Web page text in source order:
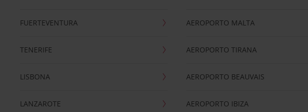
FUERTEVENTURA
TENERIFE
LISBONA
LANZAROTE
AEROPORTO MALTA
AEROPORTO TIRANA
AEROPORTO BEAUVAIS
AEROPORTO IBIZA